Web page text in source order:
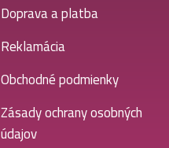
Doprava a platba
Reklamácia
Obchodné podmienky
Zásady ochrany osobných
údajov